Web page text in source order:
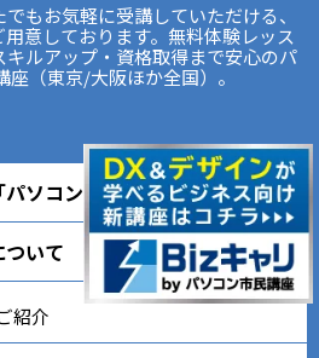
もお気軽に受講していただける、
意しております。無料体験レッス
ルアップ・資格取得まで安心のパ
（東京/大阪ほか全国）。
ソコン市民講座」
いて
紹介